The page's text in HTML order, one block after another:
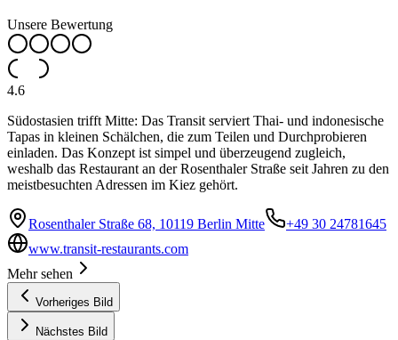
Unsere Bewertung
4.6
Südostasien trifft Mitte: Das Transit serviert Thai- und indonesische
Tapas in kleinen Schälchen, die zum Teilen und Durchprobieren
einladen. Das Konzept ist simpel und überzeugend zugleich,
weshalb das Restaurant an der Rosenthaler Straße seit Jahren zu den
meistbesuchten Adressen im Kiez gehört.
Rosenthaler Straße 68, 10119 Berlin Mitte
+49 30 24781645
www.transit-restaurants.com
Mehr sehen
Vorheriges Bild
Nächstes Bild